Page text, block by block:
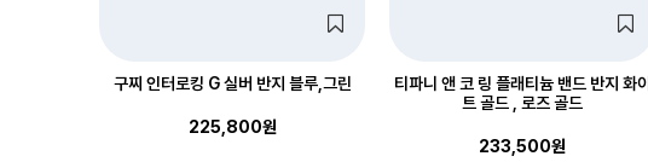
구찌 인터로킹 G 실버 반지 블루,그린
225,800원
티파니 앤 코 링 플래티늄 밴드 반지 화이
트 골드 , 로즈 골드
233,500원